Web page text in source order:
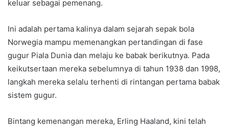
keluar sebagai pemenang.
Ini adalah pertama kalinya dalam sejarah sepak bola
Norwegia mampu memenangkan pertandingan di fase
gugur Piala Dunia dan melaju ke babak berikutnya. Pada
keikutsertaan mereka sebelumnya di tahun 1938 dan 1998,
langkah mereka selalu terhenti di rintangan pertama babak
sistem gugur.
Bintang kemenangan mereka, Erling Haaland, kini telah